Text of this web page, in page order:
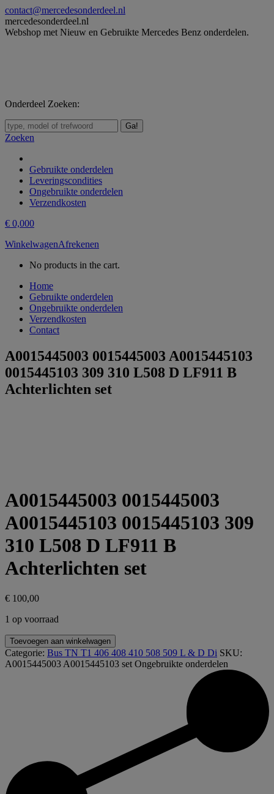
Skip
to
content
contact@mercedesonderdeel.nl
mercedesonderdeel.nl
Webshop met Nieuw en Gebruikte Mercedes Benz onderdelen.
Onderdeel Zoeken:
Zoeken:
Zoeken
Gebruikte onderdelen
Leveringscondities
Ongebruikte onderdelen
Verzendkosten
€ 0,000
WinkelwagenAfrekenen
No products in the cart.
Home
Gebruikte onderdelen
Ongebruikte onderdelen
Verzendkosten
Contact
A0015445003 0015445003 A0015445103
0015445103 309 310 L508 D LF911 B
Achterlichten set
A0015445003 0015445003
A0015445103 0015445103 309
310 L508 D LF911 B
Achterlichten set
€ 100,00
1 op voorraad
A0015445003
0015445003
A0015445103
aantal
Toevoegen aan winkelwagen
Categorie: Bus TN T1 406 408 410 508 509 L & D Di SKU:
A0015445003 A0015445103 set Ongebruikte onderdelen